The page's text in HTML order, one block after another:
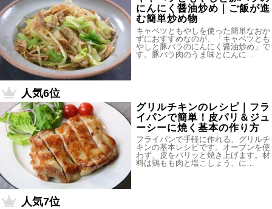
にんにく醤油炒め｜ご飯が進
む簡単炒め物
キャベツともやしを使った簡単なおか
ずにおすすめなのが、「キャベツとも
やしと豚バラのにんにく醤油炒め」で
す。豚バラ肉のうま味とにんに…
人気6位
グリルチキンのレシピ｜フラ
イパンで簡単！皮パリ＆ジュ
ーシーに焼く基本の作り方
フライパンで手軽に作れる、グリルチ
キンの基本レシピです。オーブンを使
わず、皮をパリッと焼き上げます。材
料は鶏もも肉と塩こしょう、に…
人気7位